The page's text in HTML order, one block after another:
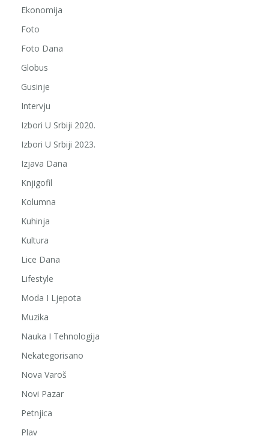
Ekonomija
Foto
Foto Dana
Globus
Gusinje
Intervju
Izbori U Srbiji 2020.
Izbori U Srbiji 2023.
Izjava Dana
Knjigofil
Kolumna
Kuhinja
Kultura
Lice Dana
Lifestyle
Moda I Ljepota
Muzika
Nauka I Tehnologija
Nekategorisano
Nova Varoš
Novi Pazar
Petnjica
Plav